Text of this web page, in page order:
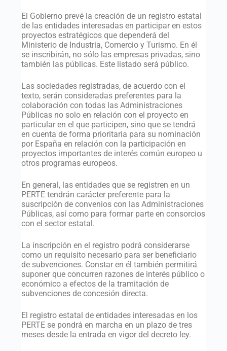
El Gobierno prevé la creación de un registro estatal
de las entidades interesadas en participar en estos
proyectos estratégicos que dependerá del
Ministerio de Industria, Comercio y Turismo. En él
se inscribirán, no sólo las empresas privadas, sino
también las públicas. Este listado será público.
Las sociedades registradas, de acuerdo con el
texto, serán consideradas preferentes para la
colaboración con todas las Administraciones
Públicas no solo en relación con el proyecto en
particular en el que participen, sino que se tendrá
en cuenta de forma prioritaria para su nominación
por España en relación con la participación en
proyectos importantes de interés común europeo u
otros programas europeos.
En general, las entidades que se registren en un
PERTE tendrán carácter preferente para la
suscripción de convenios con las Administraciones
Públicas, así como para formar parte en consorcios
con el sector estatal.
La inscripción en el registro podrá considerarse
como un requisito necesario para ser beneficiario
de subvenciones. Constar en él también permitirá
suponer que concurren razones de interés público o
económico a efectos de la tramitación de
subvenciones de concesión directa.
El registro estatal de entidades interesadas en los
PERTE se pondrá en marcha en un plazo de tres
meses desde la entrada en vigor del decreto ley.